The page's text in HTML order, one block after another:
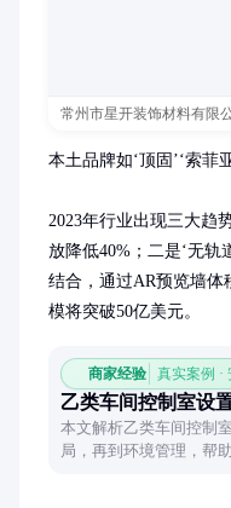
常州市星开装饰材料有限
本土品牌如‘顶固’‘索菲
2023年行业出现三大趋
放降低40%；二是‘无轨
结合，通过AR预览墙体
模将突破50亿美元。
商家经验 真实案例 ·
乙类车间控制室设
本文解析乙类车间控制
局，再到环境管理，帮